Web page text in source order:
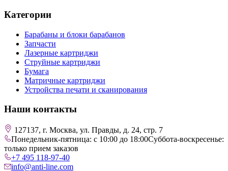
Категории
Барабаны и блоки барабанов
Запчасти
Лазерные картриджи
Струйные картриджи
Бумага
Матричные картриджи
Устройства печати и сканирования
Наши контакты
127137, г. Москва, ул. Правды, д. 24, стр. 7
Понедельник-пятница: с 10:00 до 18:00Суббота-воскресенье:
только прием заказов
+7 495 118-97-40
info@anti-line.com